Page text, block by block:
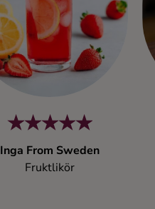
Inga From Sweden
Fruktlikör